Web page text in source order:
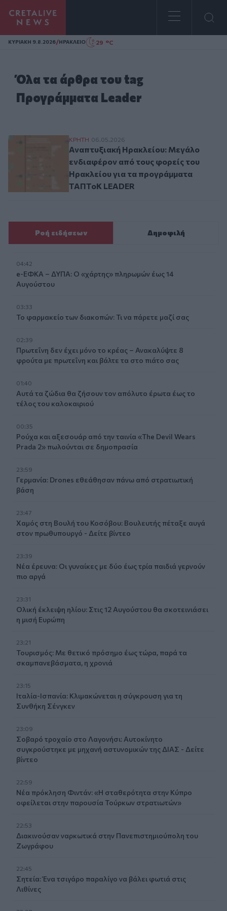
Homepage
ΚΥΡΙΑΚΗ 9.8.2026/ΗΡΑΚΛΕΙΟ 29 °C
Όλα τα άρθρα του tag
Προγράμματα Leader
Αναπτυξιακή Ηρακλείου: Μεγάλο
ΚΡΗΤΗ 06.05.2026
Αναπτυξιακή Ηρακλείου: Μεγάλο
ενδιαφέρον από τους φορείς του
Ηρακλείου για τα προγράμματα
ΤΑΠΤοΚ LEADER
Ροή ειδήσεων Δημοφιλή
04:42
e-ΕΦΚΑ – ΔΥΠΑ: Ο «χάρτης» πληρωμών έως 14
Αυγούστου
03:33
Το φαρμακείο των διακοπών: Τι να πάρετε μαζί σας
02:39
Πρωτεΐνη δεν έχει μόνο το κρέας – Ανακαλύψτε 8
φρούτα με πρωτεΐνη και βάλτε τα στο πιάτο σας
01:40
Αυτά τα ζώδια θα ζήσουν τον απόλυτο έρωτα έως το
τέλος του καλοκαιριού
00:35
Ρούχα και αξεσουάρ από την ταινία «The Devil Wears
Prada 2» πωλούνται σε δημοπρασία
23:59
Γερμανία: Drones εθεάθησαν πάνω από στρατιωτική
βάση
23:47
Χαμός στη Βουλή του Κοσόβου: Βουλευτής πέταξε αυγά
στον πρωθυπουργό - Δείτε βίντεο
23:39
Νέα έρευνα: Οι γυναίκες με δύο έως τρία παιδιά γερνούν
πιο αργά
23:31
Ολική έκλειψη ηλίου: Στις 12 Αυγούστου θα σκοτεινιάσει
η μισή Ευρώπη
23:21
Τουρισμός: Με θετικό πρόσημο έως τώρα, παρά τα
σκαμπανεβάσματα, η χρονιά
23:15
Ιταλία-Ισπανία: Κλιμακώνεται η σύγκρουση για τη
Συνθήκη Σένγκεν
23:09
Σοβαρό τροχαίο στο Λαγονήσι: Αυτοκίνητο
συγκρούστηκε με μηχανή αστυνομικών της ΔΙΑΣ - Δείτε
βίντεο
22:59
Νέα πρόκληση Φιντάν: «Η σταθερότητα στην Κύπρο
οφείλεται στην παρουσία Τούρκων στρατιωτών»
22:53
Διακινούσαν ναρκωτικά στην Πανεπιστημιούπολη του
Ζωγράφου
22:45
Σητεία: Ένα τσιγάρο παραλίγο να βάλει φωτιά στις
Λιθίνες